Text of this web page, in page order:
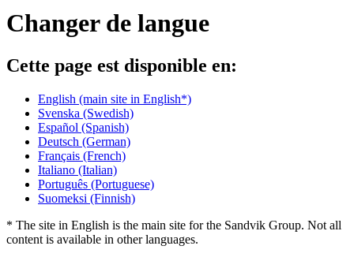
Changer de langue
Cette page est disponible en:
English (main site in English*)
Svenska (Swedish)
Español (Spanish)
Deutsch (German)
Français (French)
Italiano (Italian)
Português (Portuguese)
Suomeksi (Finnish)
* The site in English is the main site for the Sandvik Group. Not all
content is available in other languages.